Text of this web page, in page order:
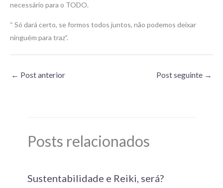
necessário para o TODO.
“ Só dará certo, se formos todos juntos, não podemos deixar
ninguém para traz”.
← Post anterior Post seguinte →
Posts relacionados
Sustentabilidade e Reiki, será?